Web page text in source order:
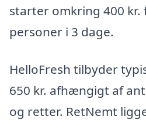
starter omkring 400 kr.
personer i 3 dage.
HelloFresh tilbyder
650 kr. afhængigt af
og retter. RetNemt